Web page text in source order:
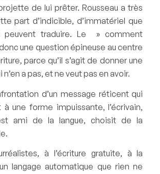
de lui prêter. Rousseau a très
part d’indicible, d’immatériel que
traduire. Le » comment
une question épineuse au centre
parce qu’il s’agit de donner une
a pas, et ne veut pas en avoir.
d’un message réticent qui
une forme impuissante, l’écrivain,
ami de la langue, choisit de la
à l’écriture gratuite, à la
langage automatique que rien ne